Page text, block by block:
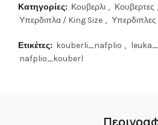
Κατηγορίες: Κουβερλι , Κουβερτες ,
Υπερδιπλα / King Size , Υπερδιπλες
Ετικέτες: kouberli_nafplio ,
nafplio_kouberl